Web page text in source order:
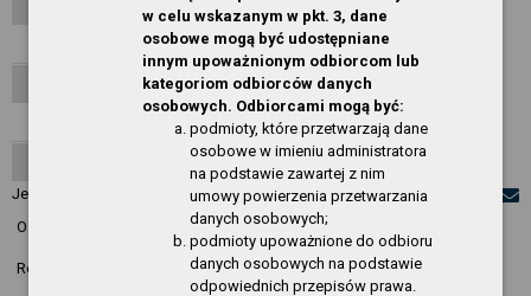
Najczęściej odwiedzane strony
Obsługa techniczna
Deklaracja dostępności
Jesteś w:
Aktualności
Ostatnie zmiany w rozdziałach:
Rozdział
Data
modyfikacji
Osoba Opis zmiany
w celu wskazanym w pkt. 3, dane
osobowe mogą być udostępniane
innym upoważnionym odbiorcom lub
kategoriom odbiorców danych
osobowych. Odbiorcami mogą być:
podmioty, które przetwarzają dane
osobowe w imieniu administratora
na podstawie zawartej z nim
umowy powierzenia przetwarzania
danych osobowych;
podmioty upoważnione do odbioru
danych osobowych na podstawie
odpowiednich przepisów prawa.